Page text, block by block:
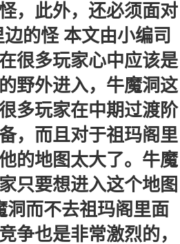
，此外，还必须面对
的怪 本文由小编司
很多玩家心中应该是
野外进入，牛魔洞这
多玩家在中期过渡阶
，而且对于祖玛阁里
的地图太大了。牛魔
只要想进入这个地图
洞而不去祖玛阁里面
争也是非常激烈的，